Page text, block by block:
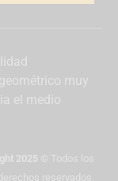
muy
el medio
2025 ©
Todos los
derechos reservados.